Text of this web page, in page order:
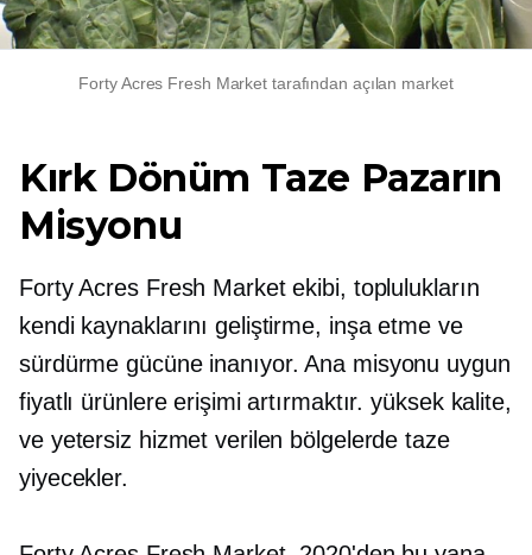
Forty Acres Fresh Market tarafından açılan market
Kırk Dönüm Taze Pazarın
Misyonu
Forty Acres Fresh Market ekibi, toplulukların
kendi kaynaklarını geliştirme, inşa etme ve
sürdürme gücüne inanıyor. Ana misyonu uygun
fiyatlı ürünlere erişimi artırmaktır.yüksek kalite,
ve yetersiz hizmet verilen bölgelerde taze
yiyecekler.